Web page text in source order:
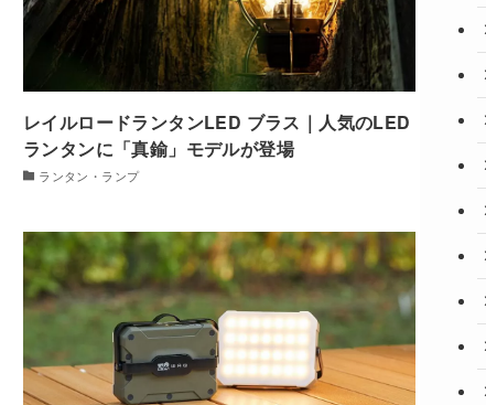
レイルロードランタンLED ブラス｜人気のLED
ランタンに「真鍮」モデルが登場
ランタン・ランプ